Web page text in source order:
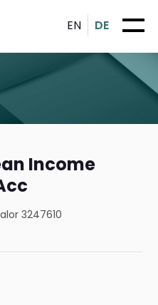
EN DE
Income
3247610